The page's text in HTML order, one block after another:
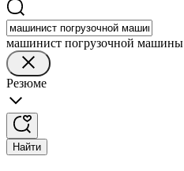
машинист погрузочной машины
Резюме
Найти